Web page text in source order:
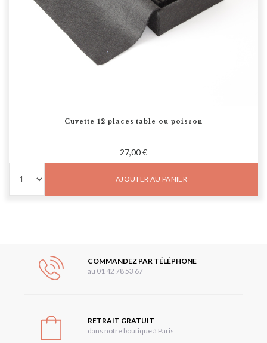
Cuvette 12 places table ou poisson
27,00 €
AJOUTER AU PANIER
COMMANDEZ PAR TÉLÉPHONE
au 01 42 78 53 67
RETRAIT GRATUIT
dans notre boutique à Paris